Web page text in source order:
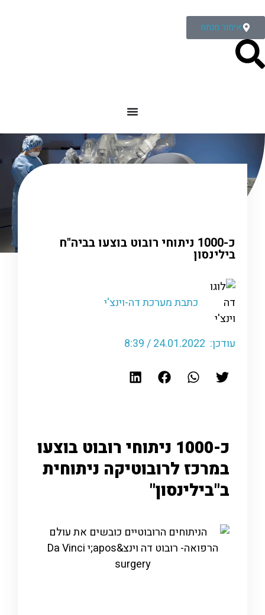
איתור מנתח
כ-1000 ניתוחי רובוט בוצעו בביה"ח
בילינסון
כתבת מערכת דה-וינצ'י
עודכן: 24.01.2022 / 8:39
כ-1000 ניתוחי רובוט בוצעו
במרכז לרובוטיקה ניתוחית
ב"בילינסון"